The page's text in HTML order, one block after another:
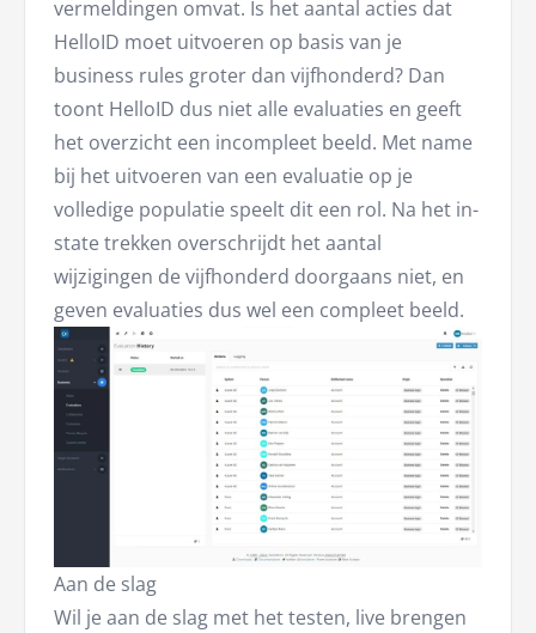
vermeldingen omvat. Is het aantal acties dat
HelloID moet uitvoeren op basis van je
business rules groter dan vijfhonderd? Dan
toont HelloID dus niet alle evaluaties en geeft
het overzicht een incompleet beeld. Met name
bij het uitvoeren van een evaluatie op je
volledige populatie speelt dit een rol. Na het in-
state trekken overschrijdt het aantal
wijzigingen de vijfhonderd doorgaans niet, en
geven evaluaties dus wel een compleet beeld.
Aan de slag
Wil je aan de slag met het testen, live brengen